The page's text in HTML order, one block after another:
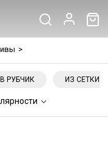
>
В РУБЧИК ИЗ СЕТКИ